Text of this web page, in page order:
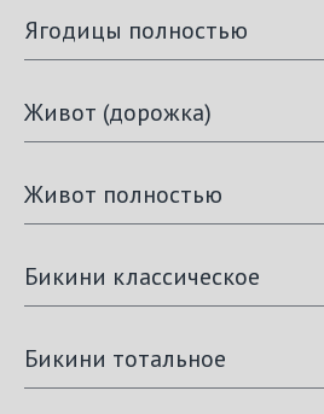
Ягодицы полностью
Живот (дорожка)
Живот полностью
Бикини классическое
Бикини тотальное